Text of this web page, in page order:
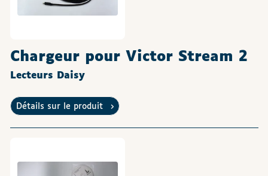
Chargeur pour Victor Stream 2
Lecteurs Daisy
Détails sur le produit